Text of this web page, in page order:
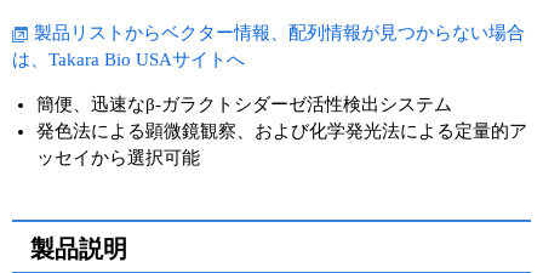
アプリケーションノート
ユーザーズボイス集
Q&A
製品リストからベクター情報、配列情報が見つからない場合
は、Takara Bio USAサイトへ
簡便、迅速なβ-ガラクトシダーゼ活性検出システム
発色法による顕微鏡観察、および化学発光法による定量的ア
ッセイから選択可能
製品説明